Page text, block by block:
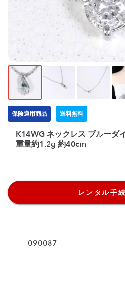
保険適用商品 送料無料
K14WG ネックレス ブルーダ
重量約1.2g 約40cm
レンタル手
090087